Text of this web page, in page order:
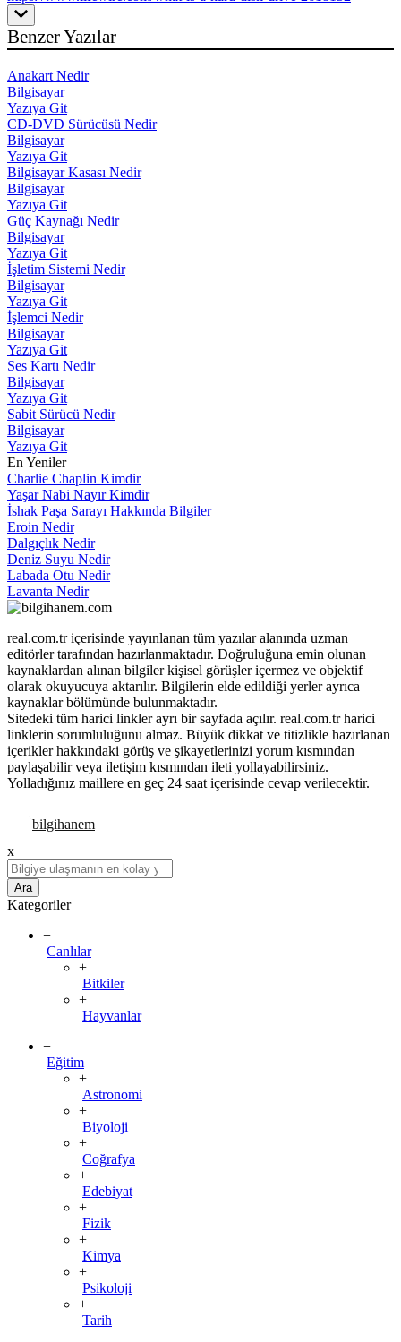
Benzer Yazılar
Anakart Nedir
Bilgisayar
Yazıya Git
CD-DVD Sürücüsü Nedir
Bilgisayar
Yazıya Git
Bilgisayar Kasası Nedir
Bilgisayar
Yazıya Git
Güç Kaynağı Nedir
Bilgisayar
Yazıya Git
İşletim Sistemi Nedir
Bilgisayar
Yazıya Git
İşlemci Nedir
Bilgisayar
Yazıya Git
Ses Kartı Nedir
Bilgisayar
Yazıya Git
Sabit Sürücü Nedir
Bilgisayar
Yazıya Git
En Yeniler
Charlie Chaplin Kimdir
Yaşar Nabi Nayır Kimdir
İshak Paşa Sarayı Hakkında Bilgiler
Eroin Nedir
Dalgıçlık Nedir
Deniz Suyu Nedir
Labada Otu Nedir
Lavanta Nedir
real.com.tr içerisinde yayınlanan tüm yazılar alanında uzman
editörler tarafından hazırlanmaktadır. Doğruluğuna emin olunan
kaynaklardan alınan bilgiler kişisel görüşler içermez ve objektif
olarak okuyucuya aktarılır. Bilgilerin elde edildiği yerler ayrıca
kaynaklar bölümünde bulunmaktadır.
Sitedeki tüm harici linkler ayrı bir sayfada açılır. real.com.tr harici
linklerin sorumluluğunu almaz. Büyük dikkat ve titizlikle hazırlanan
içerikler hakkındaki görüş ve şikayetlerinizi yorum kısmından
paylaşabilir veya iletişim kısmından ileti yollayabilirsiniz.
Yolladığınız maillere en geç 24 saat içerisinde cevap verilecektir.
x
Ara
Kategoriler
+
Canlılar
+
Bitkiler
+
Hayvanlar
+
Eğitim
+
Astronomi
+
Biyoloji
+
Coğrafya
+
Edebiyat
+
Fizik
+
Kimya
+
Psikoloji
+
Tarih